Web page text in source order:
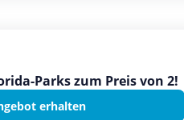
Parks zum Preis von 2!
erhalten